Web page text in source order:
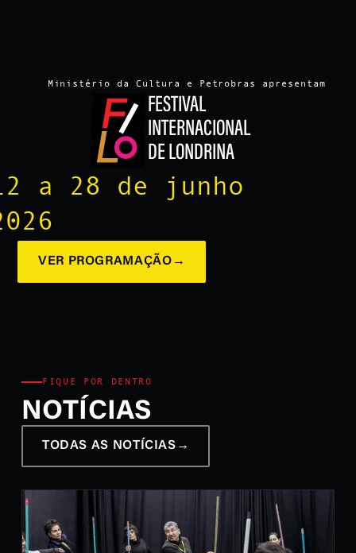
Ministério da Cultura e Petrobras apresentam
FESTIVAL
INTERNACIONAL
DE LONDRINA
a 28 de junho
VER PROGRAMAÇÃO →
FIQUE POR DENTRO
NOTÍCIAS
TODAS AS NOTÍCIAS →